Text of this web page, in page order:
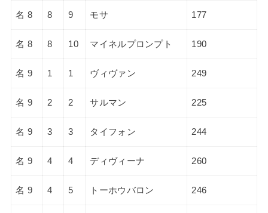
名 8 8 9 モサ 177
名 8 8 10 マイネルプロンプト 190
名 9 1 1 ヴィヴァン 249
名 9 2 2 サルマン 225
名 9 3 3 タイフォン 244
名 9 4 4 ディヴィーナ 260
名 9 4 5 トーホウバロン 246